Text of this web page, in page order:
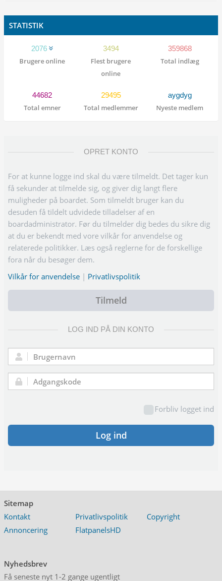
STATISTIK
2076
Brugere online
3494
Flest brugere
online
359868
Total indlæg
44682
Total emner
29495
Total medlemmer
aygdyg
Nyeste medlem
OPRET KONTO
For at kunne logge ind skal du være tilmeldt. Det tager kun
få sekunder at tilmelde sig, og giver dig langt flere
muligheder på boardet. Som tilmeldt bruger kan du
desuden få tildelt udvidede tilladelser af en
boardadministrator. Før du tilmelder dig bedes du sikre dig
at du er bekendt med vore vilkår for anvendelse og
relaterede politikker. Læs også reglerne for de forskellige
fora når du besøger dem.
Vilkår for anvendelse | Privatlivspolitik
Tilmeld
LOG IND PÅ DIN KONTO
Brugernavn:
Adgangskode:
Forbliv logget ind
Log ind
Sitemap
Kontakt
Privatlivspolitik
Copyright
Annoncering
FlatpanelsHD
Nyhedsbrev
Få seneste nyt 1-2 gange ugentligt